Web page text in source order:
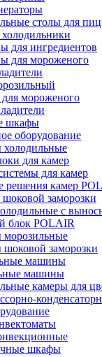
столы для
для ингредиентов
для мороженого
мороженого
шкафы
оборудование
для камер
для камер
решения камер
заморозки
с
блок POLAIR
заморозки
машины
машины
камеры для
шкафы